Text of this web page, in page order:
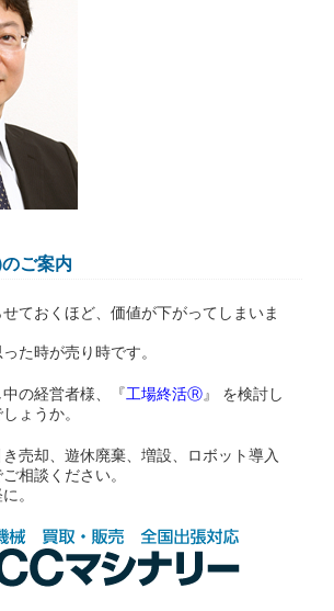
ご案内
ておくほど、価値が下がってしまいま
た時が売り時です。
の経営者様、『工場終活Ⓡ』 を検討し
ょうか。
売却、遊休廃棄、増設、ロボット導入
相談ください。
。